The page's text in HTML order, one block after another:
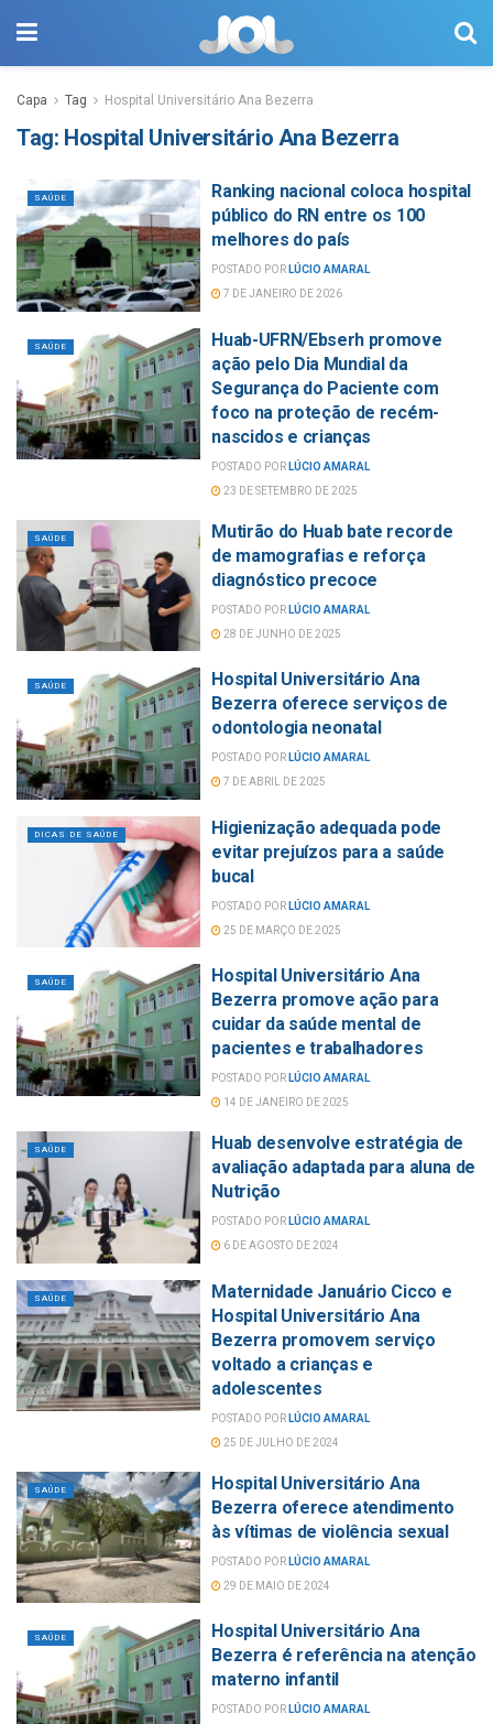
Capa Tag Hospital Universitário Ana Bezerra
Tag: Hospital Universitário Ana Bezerra
SAÚDE
Ranking nacional coloca hospital
público do RN entre os 100
melhores do país
POSTADO POR LÚCIO AMARAL
7 DE JANEIRO DE 2026
SAÚDE
Huab-UFRN/Ebserh promove
ação pelo Dia Mundial da
Segurança do Paciente com
foco na proteção de recém-
nascidos e crianças
POSTADO POR LÚCIO AMARAL
23 DE SETEMBRO DE 2025
SAÚDE
Mutirão do Huab bate recorde
de mamografias e reforça
diagnóstico precoce
POSTADO POR LÚCIO AMARAL
28 DE JUNHO DE 2025
SAÚDE
Hospital Universitário Ana
Bezerra oferece serviços de
odontologia neonatal
POSTADO POR LÚCIO AMARAL
7 DE ABRIL DE 2025
DICAS DE SAÚDE
Higienização adequada pode
evitar prejuízos para a saúde
bucal
POSTADO POR LÚCIO AMARAL
25 DE MARÇO DE 2025
SAÚDE
Hospital Universitário Ana
Bezerra promove ação para
cuidar da saúde mental de
pacientes e trabalhadores
POSTADO POR LÚCIO AMARAL
14 DE JANEIRO DE 2025
SAÚDE
Huab desenvolve estratégia de
avaliação adaptada para aluna de
Nutrição
POSTADO POR LÚCIO AMARAL
6 DE AGOSTO DE 2024
SAÚDE
Maternidade Januário Cicco e
Hospital Universitário Ana
Bezerra promovem serviço
voltado a crianças e
adolescentes
POSTADO POR LÚCIO AMARAL
25 DE JULHO DE 2024
SAÚDE
Hospital Universitário Ana
Bezerra oferece atendimento
às vítimas de violência sexual
POSTADO POR LÚCIO AMARAL
29 DE MAIO DE 2024
SAÚDE
Hospital Universitário Ana
Bezerra é referência na atenção
materno infantil
POSTADO POR LÚCIO AMARAL